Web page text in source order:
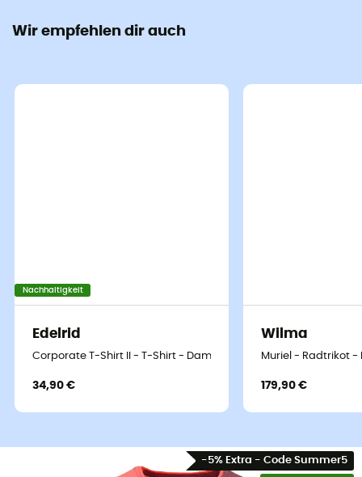
Wir empfehlen dir auch
Nachhaltigkeit
Edelrid
Corporate T-Shirt II - T-Shirt - Damen
34,90 €
Wilma
Muriel - Radtrikot -
179,90 €
-5% Extra - Code Summer5